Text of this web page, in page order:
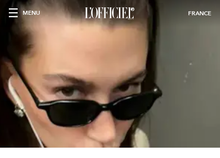
MENU FRANCE